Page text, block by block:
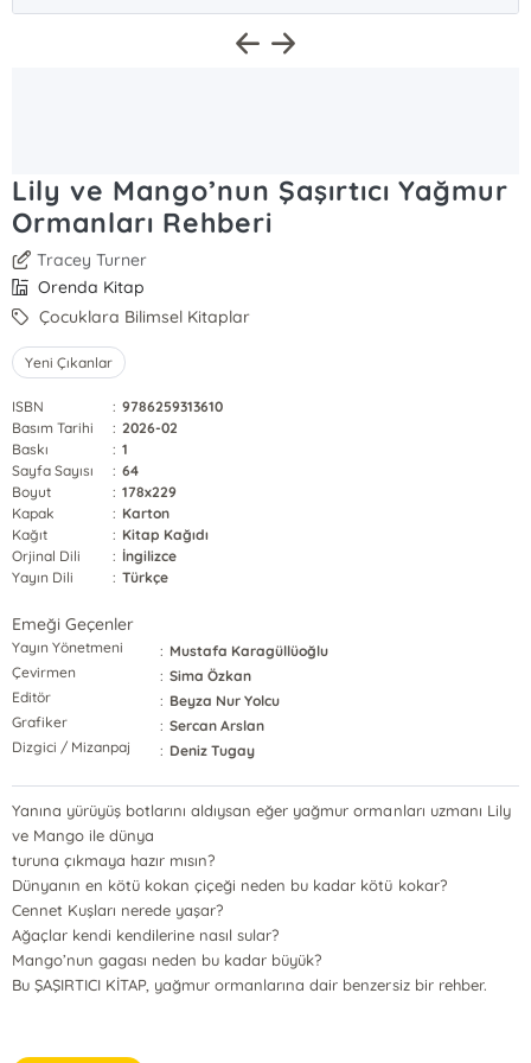
Lily ve Mango’nun Şaşırtıcı Yağmur
Ormanları Rehberi
Tracey Turner
Orenda Kitap
Çocuklara Bilimsel Kitaplar
Yeni Çıkanlar
ISBN : 9786259313610
Basım Tarihi
: 2026-02
Baskı
: 1
Sayfa Sayısı
: 64
Boyut
: 178x229
Kapak
: Karton
Kağıt
: Kitap Kağıdı
Orjinal Dili
: İngilizce
Yayın Dili
: Türkçe
Emeği Geçenler
Yayın Yönetmeni : Mustafa Karagüllüoğlu
Çevirmen
: Sima Özkan
Editör
: Beyza Nur Yolcu
Grafiker
: Sercan Arslan
Dizgici / Mizanpaj
: Deniz Tugay
Yanına yürüyüş botlarını aldıysan eğer yağmur ormanları uzmanı Lily
ve Mango ile dünya
turuna çıkmaya hazır mısın?
Dünyanın en kötü kokan çiçeği neden bu kadar kötü kokar?
Cennet Kuşları nerede yaşar?
Ağaçlar kendi kendilerine nasıl sular?
Mango’nun gagası neden bu kadar büyük?
Bu ŞAŞIRTICI KİTAP, yağmur ormanlarına dair benzersiz bir rehber.